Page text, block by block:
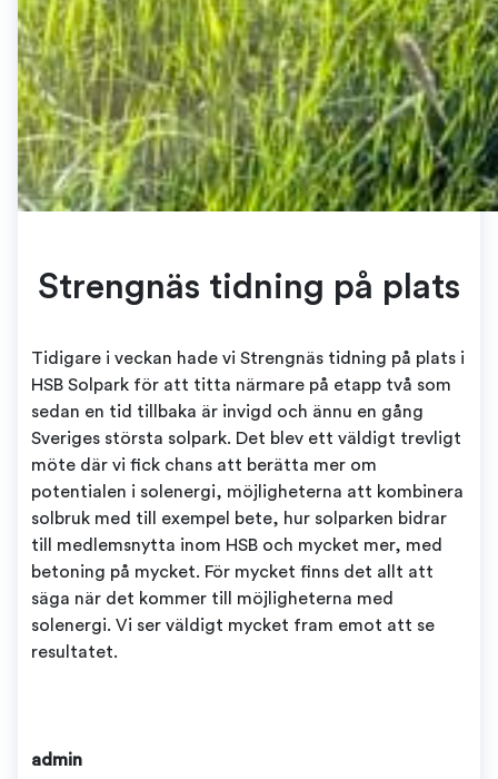
Strengnäs tidning på plats
Tidigare i veckan hade vi Strengnäs tidning på plats i
HSB Solpark för att titta närmare på etapp två som
sedan en tid tillbaka är invigd och ännu en gång
Sveriges största solpark. Det blev ett väldigt trevligt
möte där vi fick chans att berätta mer om
potentialen i solenergi, möjligheterna att kombinera
solbruk med till exempel bete, hur solparken bidrar
till medlemsnytta inom HSB och mycket mer, med
betoning på mycket. För mycket finns det allt att
säga när det kommer till möjligheterna med
solenergi. Vi ser väldigt mycket fram emot att se
resultatet.
admin